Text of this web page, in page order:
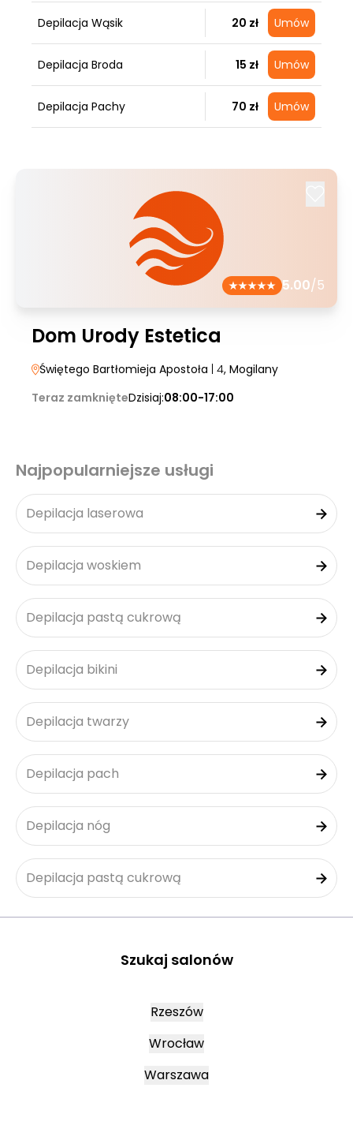
Depilacja Wąsik 20 zł Umów
Depilacja Broda 15 zł Umów
Depilacja Pachy 70 zł Umów
5.00/5
Dom Urody Estetica
Świętego Bartłomieja Apostoła | 4, Mogilany
Teraz zamknięteDzisiaj:08:00-17:00
Najpopularniejsze usługi
Depilacja laserowa
Depilacja woskiem
Depilacja pastą cukrową
Depilacja bikini
Depilacja twarzy
Depilacja pach
Depilacja nóg
Depilacja pastą cukrową
Szukaj salonów
Rzeszów
Wrocław
Warszawa